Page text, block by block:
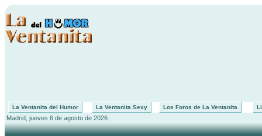
La Ventanita del Humor La Ventanita Sexy Los Foros de La Ventanita
Madrid, jueves 6 de agosto de 2026